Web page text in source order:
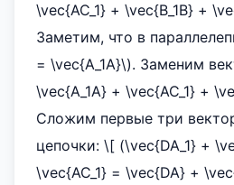
\vec{AC_1} + \vec{B_1B} +
Заметим, что в
= \vec{A_1A}\). Заменим
\vec{A_1A} + \vec{AC_1} +
Сложим первые три
цепочки: \[ (\vec{DA_1} +
\vec{AC_1} = \vec{DA} +